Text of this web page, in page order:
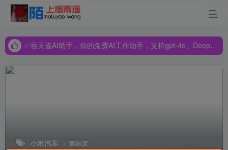
✅吞天雀AI助手，你的免费AI工作助手，支持gpt-4o、DeepSeek、Claude🔥🔥🔥🔥
✅吞天雀AI助手，你的免费AI工作助手，支持gpt-4o、DeepSeek、Claude🔥🔥🔥🔥
小米汽车 第36页